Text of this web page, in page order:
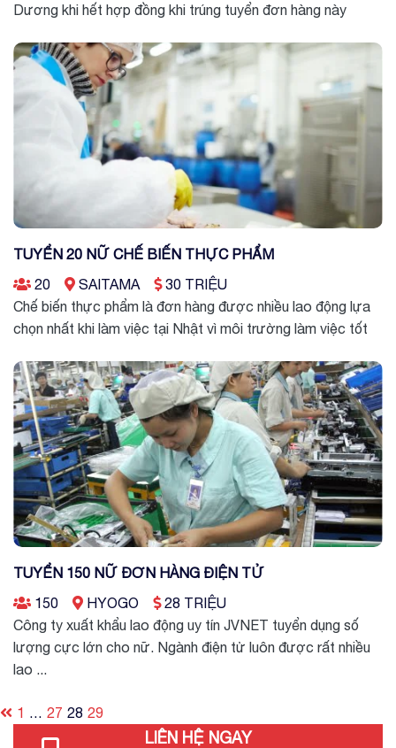
Dương khi hết hợp đồng khi trúng tuyển đơn hàng này
TUYỂN 20 NỮ CHẾ BIẾN THỰC PHẨM
20
SAITAMA
30 TRIỆU
Chế biến thực phẩm là đơn hàng được nhiều lao động lựa
chọn nhất khi làm việc tại Nhật vì môi trường làm việc tốt
TUYỂN 150 NỮ ĐƠN HÀNG ĐIỆN TỬ
150
HYOGO
28 TRIỆU
Công ty xuất khẩu lao động uy tín JVNET tuyển dụng số
lượng cực lớn cho nữ. Ngành điện tử luôn được rất nhiều
lao ...
Posts
pagination
1 … 27 28 29
LIÊN HỆ NGAY